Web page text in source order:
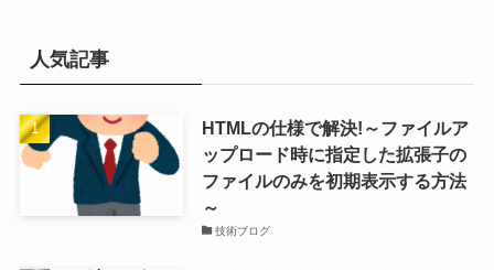
人気記事
HTMLの仕様で解決!～ファイルア
ップロード時に指定した拡張子の
ファイルのみを初期表示する方法
～
技術ブログ